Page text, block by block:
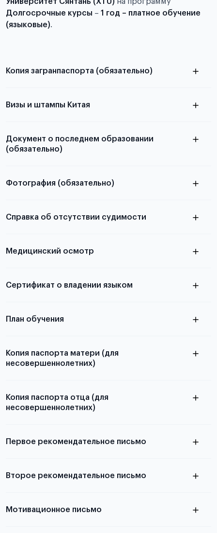
Долгосрочные курсы – 1 год – платное обучение
(языковые).
Копия загранпаспорта (обязательно)
паспорта
Визы и штампы Китая
Документ о последнем образовании
(обязательно)
абитуриентов, изложена в статье.
Фотография (обязательно)
принимаются
Справка об отсутствии судимости
Медицинский осмотр
Для примеров заполнения и пустых
Сертификат о владении языком
План обучения
Копия паспорта матери (для
несовершеннолетних)
Копия паспорта отца (для
несовершеннолетних)
выезда
Первое рекомендательное письмо
письма
Второе рекомендательное письмо
Мотивационное письмо